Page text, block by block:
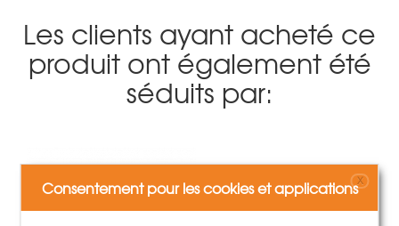
Les clients ayant acheté ce
produit ont également été
séduits par:
Consentement pour les cookies et applicationsX